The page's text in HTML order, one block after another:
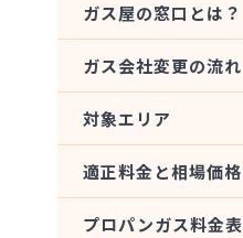
ガス屋の窓口とは？
ガス会社変更の流れ
対象エリア
適正料金と相場価格
プロパンガス料金表